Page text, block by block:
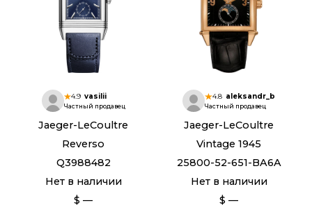
4.9 vasilii
Частный продавец
Jaeger-LeCoultre
Reverso
Q3988482
Нет в наличии
$ —
4.8 aleksandr_b
Частный продавец
Jaeger-LeCoultre
Vintage 1945
25800-52-651-BA6A
Нет в наличии
$ —